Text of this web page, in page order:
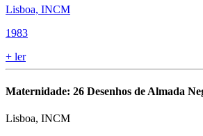
Lisboa, INCM
1983
+ ler
Maternidade: 26 Desenhos de Almada
Lisboa, INCM